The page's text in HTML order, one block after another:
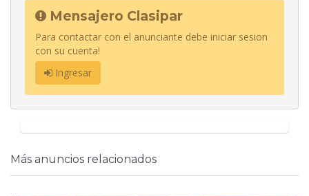
Mensajero Clasipar
Para contactar con el anunciante debe iniciar sesion
con su cuenta!
Ingresar
Más anuncios relacionados